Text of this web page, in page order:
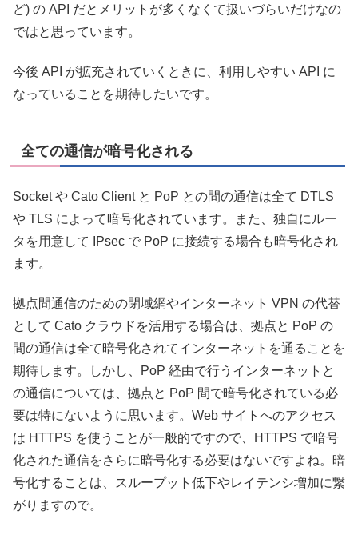
ど) の API だとメリットが多くなくて扱いづらいだけなの
ではと思っています。
今後 API が拡充されていくときに、利用しやすい API に
なっていることを期待したいです。
全ての通信が暗号化される
Socket や Cato Client と PoP との間の通信は全て DTLS
や TLS によって暗号化されています。また、独自にルー
タを用意して IPsec で PoP に接続する場合も暗号化され
ます。
拠点間通信のための閉域網やインターネット VPN の代替
として Cato クラウドを活用する場合は、拠点と PoP の
間の通信は全て暗号化されてインターネットを通ることを
期待します。しかし、PoP 経由で行うインターネットと
の通信については、拠点と PoP 間で暗号化されている必
要は特にないように思います。Web サイトへのアクセス
は HTTPS を使うことが一般的ですので、HTTPS で暗号
化された通信をさらに暗号化する必要はないですよね。暗
号化することは、スループット低下やレイテンシ増加に繋
がりますので。